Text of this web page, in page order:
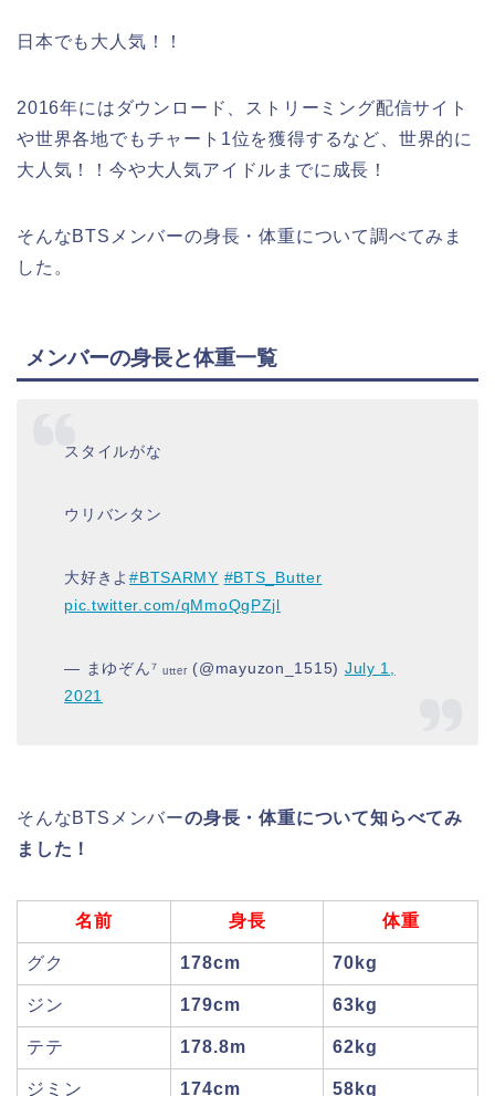
日本でも大人気！！
2016年にはダウンロード、ストリーミング配信サイト
や世界各地でもチャート1位を獲得するなど、世界的に
大人気！！今や大人気アイドルまでに成長！
そんなBTSメンバーの身長・体重について調べてみま
した。
メンバーの身長と体重一覧
スタイルがな
ウリバンタン
大好きよ#BTSARMY #BTS_Butter
pic.twitter.com/qMmoQgPZjl
— まゆぞん⁷ ᵤₜₜₑᵣ (@mayuzon_1515) July 1,
2021
そんなBTSメンバーの身長・体重について知らべてみ
ました！
名前 身長 体重
グク 178cm 70kg
ジン 179cm 63kg
テテ 178.8m 62kg
ジミン 174cm 58kg